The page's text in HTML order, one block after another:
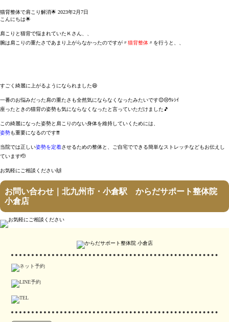
猫背整体で肩こり解消🌟 2023年2月7日
こんにちは🌟
肩こりと猫背で悩まれていたＫさん、、
腕は肩こりの重たさであまり上がらなかったのですが〃 猫背整体 〃を行うと、、
すごく綺麗に上がるようになられました😆
一番のお悩みだった肩の重たさも全然気にならなくなったみたいです😊😢ｳﾚｼｲ
座ったときの猫背の姿勢も気にならなくなったと言っていただけました🎵
この綺麗になった姿勢と肩こりのない身体を維持していくためには、
姿勢も重要になるのです❗❗
当院では正しい姿勢を定着させるための整体と、ご自宅でできる簡単なストレッチなどもお伝えし
ています🫡
お気軽にご相談ください🙌
お問い合わせ｜北九州市・小倉駅 からだサポート整体院
小倉店